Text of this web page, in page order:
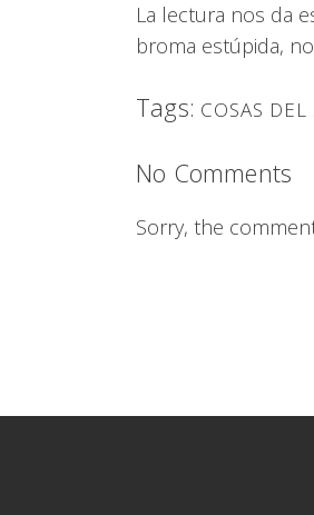
La lectura nos da
broma estúpida,
Tags: COSAS DEL
No Comments
Sorry, the